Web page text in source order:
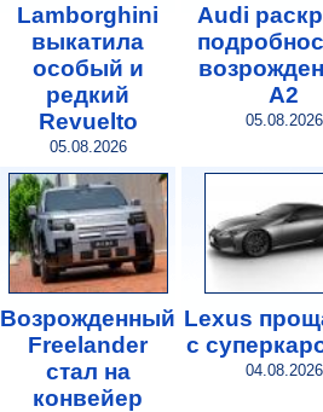
Lamborghini
выкатила
особый и
редкий
Revuelto
05.08.2026
Audi
A2
05.08.2026
Возрожденный
Freelander
стал на
конвейер
Lexus
с
04.08.2026